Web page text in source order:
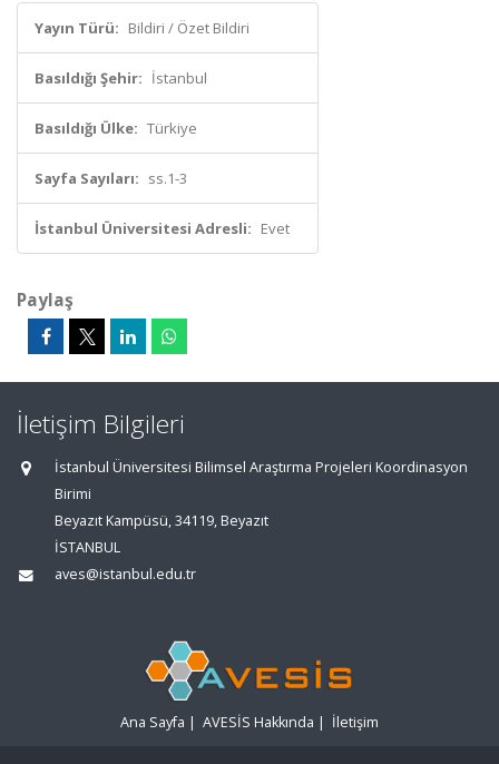
Yayın Türü: Bildiri / Özet Bildiri
Basıldığı Şehir: İstanbul
Basıldığı Ülke: Türkiye
Sayfa Sayıları: ss.1-3
İstanbul Üniversitesi Adresli: Evet
Paylaş
İletişim Bilgileri
İstanbul Üniversitesi Bilimsel Araştırma Projeleri Koordinasyon
Birimi
Beyazıt Kampüsü, 34119, Beyazıt
İSTANBUL
aves@istanbul.edu.tr
Ana Sayfa | AVESİS Hakkında | İletişim